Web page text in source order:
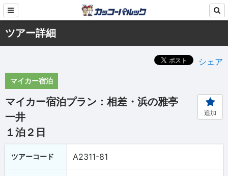
ツアー詳細
シェア
マイカー宿泊
マイカー宿泊プラン：相差・浜の雅亭
一井
１泊２日
追加
ツアーコード A2311-81